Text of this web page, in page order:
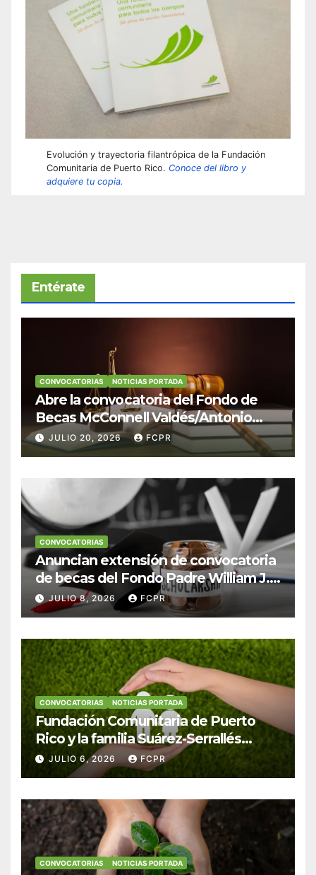
Evolución y trayectoria filantrópica de la Fundación
Comunitaria de Puerto Rico. Conoce del libro y
adquiere tu copia.
Entérate
CONVOCATORIAS NOTICIAS PORTADA
Abre la convocatoria del Fondo de
Becas McConnell Valdés/Antonio
Escudero Viera para estudiantes de
Derecho en Puerto Rico
JULIO 20, 2026 FCPR
CONVOCATORIAS
Anuncian extensión de convocatoria
de becas del Fondo Padre William J.
Hendricks, SJ para estudiantes del
Colegio San Ignacio
JULIO 8, 2026 FCPR
CONVOCATORIAS NOTICIAS PORTADA
Fundación Comunitaria de Puerto
Rico y la familia Suárez-Serrallés
anuncian convocatoria para
fortalecer hogares y albergues
JULIO 6, 2026 FCPR
CONVOCATORIAS NOTICIAS PORTADA